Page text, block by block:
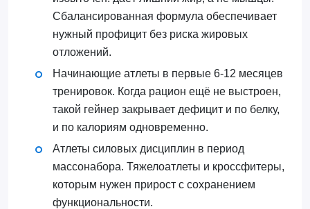
Сбалансированная формула обеспечивает
нужный профицит без риска жировых
отложений.
Начинающие атлеты в первые 6-12 месяцев
тренировок. Когда рацион ещё не выстроен,
такой гейнер закрывает дефицит и по белку,
и по калориям одновременно.
Атлеты силовых дисциплин в период
массонабора. Тяжелоатлеты и кроссфитеры,
которым нужен прирост с сохранением
функциональности.